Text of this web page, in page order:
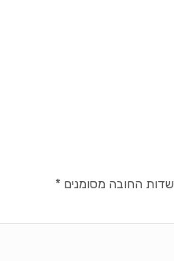
שדות החובה מסומנים*